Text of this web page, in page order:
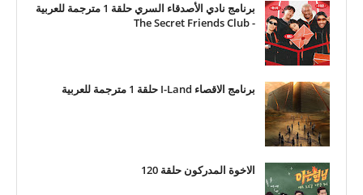
برنامج نادي الأصدقاء السري حلقة 1 مترجمة للعربية
- The Secret Friends Club
برنامج الاقصاء I-Land حلقة 1 مترجمة للعربية
الاخوة المدركون حلقة 120